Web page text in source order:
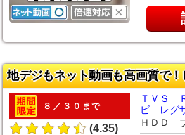
地デジもネット動画も高画質で
８／３０まで
(4.35)
ＴＶＳ
ビ レグ
ＨＤＤ